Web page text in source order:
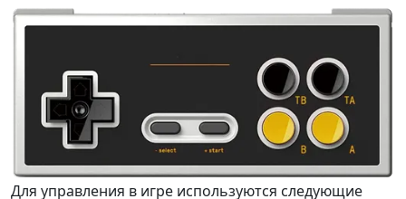
Для управления в игре используются следующие